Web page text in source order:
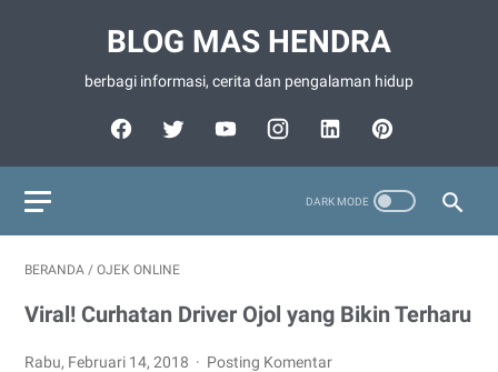
BLOG MAS HENDRA
berbagi informasi, cerita dan pengalaman hidup
BERANDA / OJEK ONLINE
Viral! Curhatan Driver Ojol yang Bikin Terharu
Rabu, Februari 14, 2018 Posting Komentar